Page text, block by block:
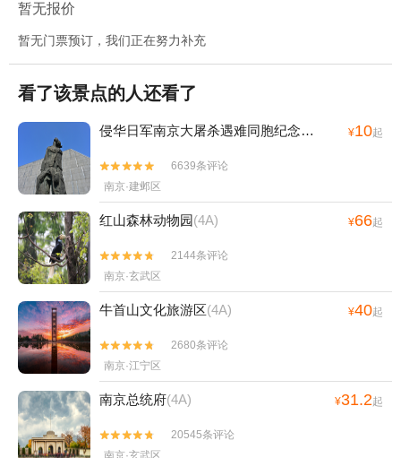
暂无报价
暂无门票预订，我们正在努力补充
看了该景点的人还看了
侵华日军南京大屠杀遇难同胞纪念馆 ¥10起


6639条评论
南京·建邺区
红山森林动物园(4A) ¥66起


2144条评论
南京·玄武区
牛首山文化旅游区(4A) ¥40起


2680条评论
南京·江宁区
南京总统府(4A) ¥31.2起


20545条评论